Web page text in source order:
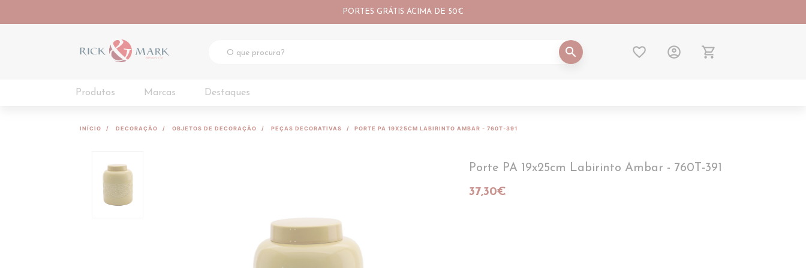
PORTES GRÁTIS ACIMA DE 50€
search favorite_border account_circle shopping_cart
Produtos Marcas Destaques
INÍCIO DECORAÇÃO OBJETOS DE DECORAÇÃO PEÇAS DECORATIVAS PORTE PA 19X25CM LABIRINTO AMBAR - 760T-391
Porte PA 19x25cm Labirinto Ambar - 760T-391
37,30€